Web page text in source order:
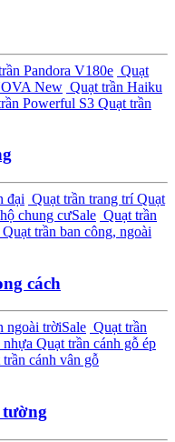
Pandora V180e Quạt
New Quạt trần Haiku
Powerful S3 Quạt trần
đại Quạt trần trang tríQuạt
chung cưSale Quạt trần
Quạt trần ban công, ngoài
cách
ngoài trờiSale Quạt trần
nhựa Quạt trần cánh gỗ ép
trần cánh vân gỗ